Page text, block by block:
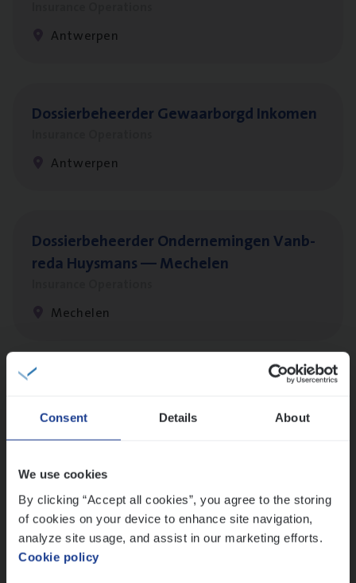
Consent Details About
We use cookies
By clicking “Accept all cookies”, you agree to the storing
of cookies on your device to enhance site navigation,
analyze site usage, and assist in our marketing efforts.
Cookie policy
Antwerpen
Dos­sier­be­heer­der Gewaar­borgd Inkomen
Antwerpen
Dos­sier­be­heer­der Onder­ne­min­gen Van­b­
re­da Huys­mans — Mechelen
Mechelen
Dos­sier­be­heer­der Pro­per­ty verzekeringen
Insurance Operations
Antwerpen en Hasselt
Dos­sier­be­heer­der ver­ze­ke­rin­gen — Soci­al
Pro­fit en Public
Insurance Operations